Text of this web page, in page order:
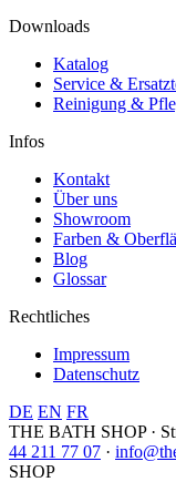
Downloads
Katalog
Service &
Reinigung &
Infos
Kontakt
Über uns
Showroom
Farben &
Blog
Glossar
Rechtliches
Impressum
Datenschutz
DE EN FR
THE BATH SHOP ·
44 211 77 07 ·
SHOP